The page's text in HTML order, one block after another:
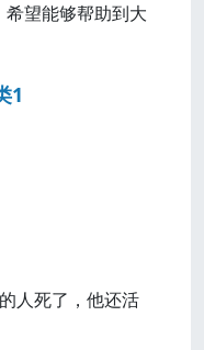
望能够帮助到大
1
人死了，他还活